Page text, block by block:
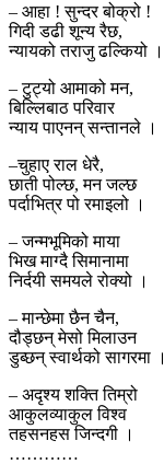
– आहा ! सुन्दर बोक्रो !
गिदी डढी शून्य रैछ,
न्यायको तराजु ढल्कियो ।
– टुट्यो आमाको मन,
बिल्लिबाठ परिवार
न्याय पाएनन् सन्तानले ।
–चुहाए राल धेरै,
छाती पोल्छ, मन जल्छ
पर्दाभित्र पो रमाइलो ।
– जन्मभूमिको माया
भिख माग्दै सिमानामा
निर्दयी समयले रोक्यो ।
– मान्छेमा छैन चैन,
दौड्छन् मेसो मिलाउन
डुब्छन् स्वार्थको सागरमा ।
– अदृश्य शक्ति तिम्रो
आकुलव्याकुल विश्व
तहसनहस जिन्दगी ।
…………